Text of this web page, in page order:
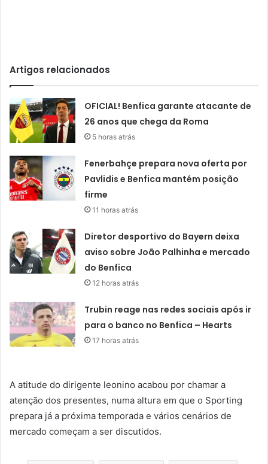
Artigos relacionados
OFICIAL! Benfica garante atacante de
26 anos que chega da Roma
5 horas atrás
Fenerbahçe prepara nova oferta por
Pavlidis e Benfica mantém posição
firme
11 horas atrás
Diretor desportivo do Bayern deixa
aviso sobre João Palhinha e mercado
do Benfica
12 horas atrás
Trubin reage nas redes sociais após ir
para o banco no Benfica – Hearts
17 horas atrás
A atitude do dirigente leonino acabou por chamar a
atenção dos presentes, numa altura em que o Sporting
prepara já a próxima temporada e vários cenários de
mercado começam a ser discutidos.